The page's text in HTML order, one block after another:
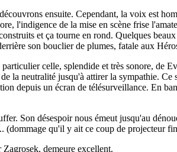
ensuite. Cependant, la voix est
l'indigence de la mise en scène frise
et ça tourne en rond. Quelques
son bouclier de plumes, fatale aux
celle, splendide et très sonore, de
neutralité jusqu'à attirer la sympathie. Ce
depuis un écran de télésurveillance. En
Son désespoir nous émeut jusqu'au
(dommage qu'il y ait ce coup de projecteur
demeure excellent.